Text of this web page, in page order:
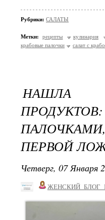
Рубрики: САЛАТЫ
Метки: рецепты
кулинария
крабовые палочки
салат с
НАШЛА
ПЕРВОЙ
Четверг, 07 Января